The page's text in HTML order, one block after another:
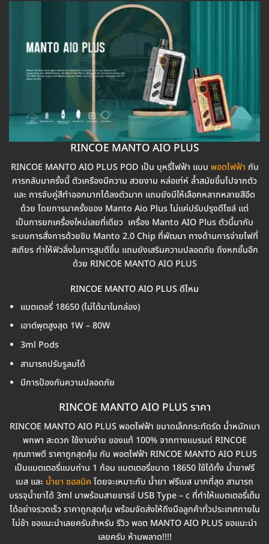
RINCOE MANTO AIO PLUS
RINCOE MANTO AIO PLUS POD เป็น บุหรี่ไฟฟ้า แบบ พอตไฟฟ้า กับ
การกลับมาครั้งนี้ ตัวเครืองมีความ สวยงาม หล่อเท่ห์ ล้ำสมัยขึ้นไปจากตัว
และ การจับคู่สีทำออกมากได้ลงตัวมาก แถมยังมีให้เลือกหลากหลายสีอีด
ด้วย โดยการมาครั้งของ Manto Aio Plus ไม่แค่ปรับปรุงดีไซล์ แต่
เป็นการยกเครื่องใหม่เลยที่เดียว เครื่อง Manto AIO Plus ตัวนี้มากับ
ระบบการสั่งการด้วยชิบ Manto 2.0 Chip ที่พัฒนา ทางด้านการจ่ายไฟที่
สเถียร ทำให้ฟิวลิ่งในการสูบดีขึ้น แถมยังเสริมความปลอดภัย ถึงหกชั้นอีก
ด้วย RINCOE MANTO AIO PLUS
RINCOE MANTO AIO PLUS ดีไหม
แบตเตอรี่ 18650 (ไม่ได้มาในกล่อง)
เอาต์พุตสูงสุด 1W – 80W
3ml Pods
สามารถปรับรูลมได้
มีการป้องกันความปลอดภัย
RINCOE MANTO AIO PLUS ราคา
RINCOE MANTO AIO PLUS พอตไฟฟ้า ขนาดเล็กกระทัดรัด น้ำหนักเบา
พกพา สะดวก ใช้งานง่าย ของแท้ 100% จากทางแบรนด์ RINCOE
คุณภาพดี ราคาถูกสุดคุ้ม กับ พอตไฟฟ้า RINCOE MANTO AIO PLUS
เป็นแบตเตอรี่แบบถ่าน 1 ก้อน แบตเตอรี่ขนาด 18650 ใช้ได้ทั้ง น้ำยาฟรี
เบส และ น้ำยา ซอลนิค โดยจะเหมาะกับ น้ำยา ฟรีเบส มากที่สุด สามารถ
บรรจุน้ำยาได้ 3ml มาพร้อมสายชารจ์ USB Type – c ที่ทำให้แบตเตอรี่เต็ม
ได้อย่างรวดเร็ว ราคาถูกสุดคุ้ม พร้อมจัดส่งให้ถึงมือลูกค้าทั่วประเทศภายใน
ไม่ช้า ขอแนะนำเลยครับสำหรับ รีวิว พอต MANTO AIO PLUS ขอแนะนำ
เลยครับ ห้ามพลาด!!!!